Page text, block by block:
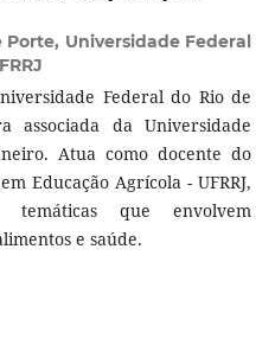
Porte, Universidade Federal
Federal do Rio de
associada da Universidade
Atua como docente do
Educação Agrícola - UFRRJ,
temáticas que envolvem
e saúde.